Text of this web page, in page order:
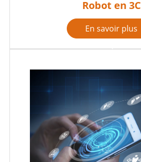
Robot en 3C
En savoir plus
